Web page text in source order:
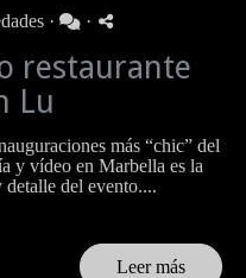
· ·
restaurante
Lu
más “chic” del
y vídeo en Marbella es la
detalle del evento....
Leer más